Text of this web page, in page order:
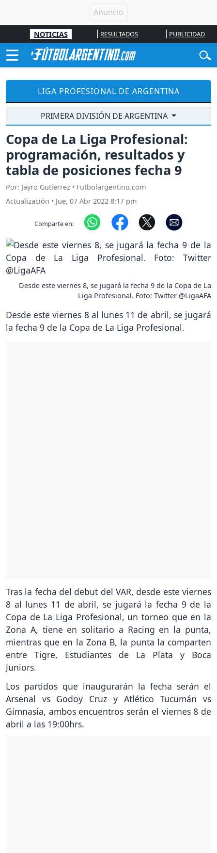
NOTICIAS RESULTADOS PUBLICIDAD
LIGA PROFESIONAL DE ARGENTINA
PRIMERA DIVISIÓN DE ARGENTINA
Copa de La Liga Profesional:
programación, resultados y
tabla de posiciones fecha 9
Por: Jayro Gutierrez • Futbolargentino.com
Actualización • Jue, 07 Abr 2022 8:17 pm
Comparte en:
Desde este viernes 8, se jugará la fecha 9 de la Copa de La
Liga Profesional. Foto: Twitter @LigaAFA
Desde este viernes 8 al lunes 11 de abril, se jugará
la fecha 9 de la Copa de La Liga Profesional.
Tras la fecha del debut del VAR, desde este viernes
8 al lunes 11 de abril, se jugará la fecha 9 de la
Copa de La Liga Profesional, un torneo que en la
Zona A, tiene en solitario a Racing en la punta,
mientras que en la Zona B, la punta la comparten
entre Tigre, Estudiantes de La Plata y Boca
Juniors.
Los partidos que inaugurarán la fecha serán el
Arsenal vs Godoy Cruz y Atlético Tucumán vs
Gimnasia, ambos encuentros serán el viernes 8 de
abril a las 19:00hrs.